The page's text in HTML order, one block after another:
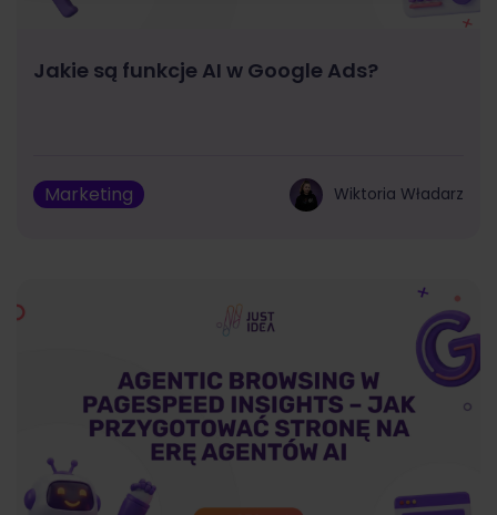
Jakie są funkcje AI w Google Ads?
Marketing Wiktoria Władarz